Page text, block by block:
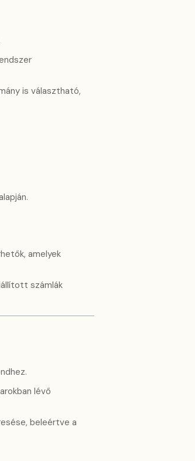
is választható,
amelyek
számlák
lévő
beleértve a